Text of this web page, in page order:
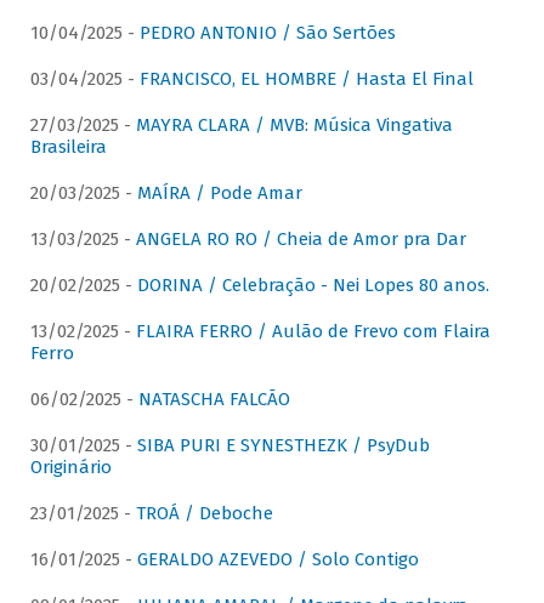
10/04/2025 - PEDRO ANTONIO / São Sertões
03/04/2025 - FRANCISCO, EL HOMBRE / Hasta El Final
27/03/2025 - MAYRA CLARA / MVB: Música Vingativa
Brasileira
20/03/2025 - MAÍRA / Pode Amar
13/03/2025 - ANGELA RO RO / Cheia de Amor pra Dar
20/02/2025 - DORINA / Celebração - Nei Lopes 80 anos.
13/02/2025 - FLAIRA FERRO / Aulão de Frevo com Flaira
Ferro
06/02/2025 - NATASCHA FALCÃO
30/01/2025 - SIBA PURI E SYNESTHEZK / PsyDub
Originário
23/01/2025 - TROÁ / Deboche
16/01/2025 - GERALDO AZEVEDO / Solo Contigo